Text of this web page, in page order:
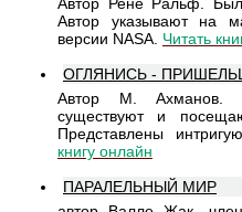
Автор Рене Ральф.
Автор указывают на
версии NASA. Читать
ОГЛЯНИСЬ -
Автор М. Ахманов.
существуют и
Представлены
книгу онлайн
ПАРАЛЕЛЬНЫЙ МИР